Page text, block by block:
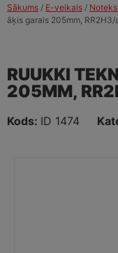
Sākums / E-veikals /
āķis garais 205mm,
RUUKKI
205MM,
Kods: ID 1474